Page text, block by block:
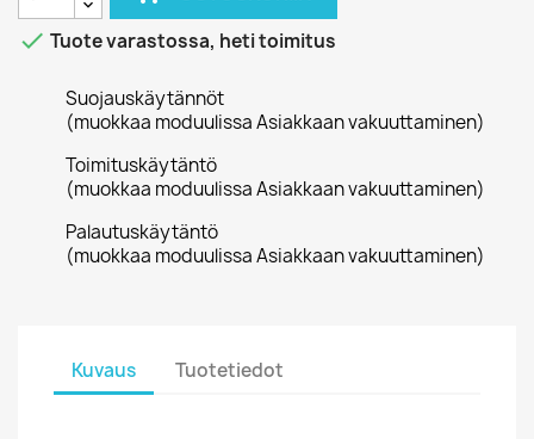
 Tuote varastossa, heti toimitus
Suojauskäytännöt
(muokkaa moduulissa Asiakkaan vakuuttaminen)
Toimituskäytäntö
(muokkaa moduulissa Asiakkaan vakuuttaminen)
Palautuskäytäntö
(muokkaa moduulissa Asiakkaan vakuuttaminen)
Kuvaus Tuotetiedot